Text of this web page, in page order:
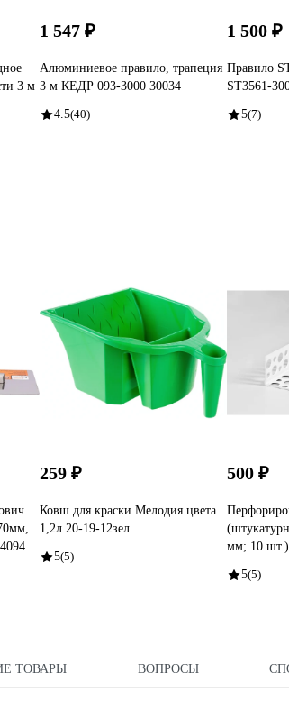
3 м
1 547 ₽
Алюминиевое правило, трапеция
3 м КЕДР 093-3000 30034
4.5(40)
1 500 ₽
Правило
ST3561-
5(7)
259 ₽
Ковш для краски Мелодия цвета
1,2л 20-19-12зел
5(5)
500 ₽
мм; 10 шт.)
5(5)
ТОВАРЫ ВОПРОСЫ